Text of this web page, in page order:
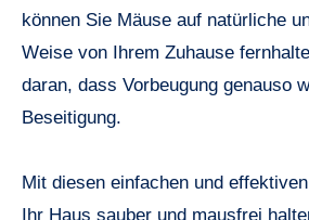
können Sie Mäuse auf natürliche
Weise von Ihrem Zuhause
daran, dass Vorbeugung genauso
Beseitigung.
Mit diesen einfachen und
Ihr Haus sauber und mausfrei